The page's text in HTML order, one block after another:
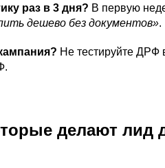
раз в 3 дня? В первую
дешево без документов».
Не тестируйте ДРФ
делают лид